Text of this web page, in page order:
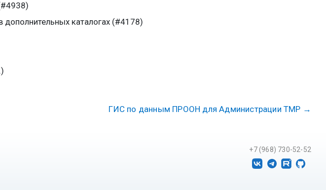
каталогах (#4178)
ГИС по данным ПРООН для Администрации ТМР →
+7 (968) 730-52-52